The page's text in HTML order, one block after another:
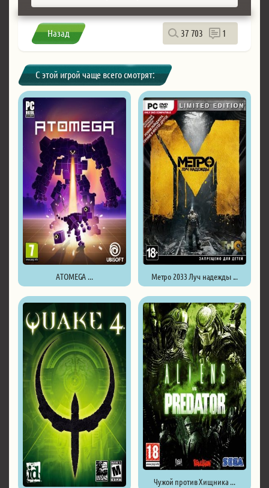
Назад 37 703 1
С этой игрой чаще всего смотрят:
ATOMEGA ... Метро 2033 Луч надежды ...
Чужой против Хищника ...